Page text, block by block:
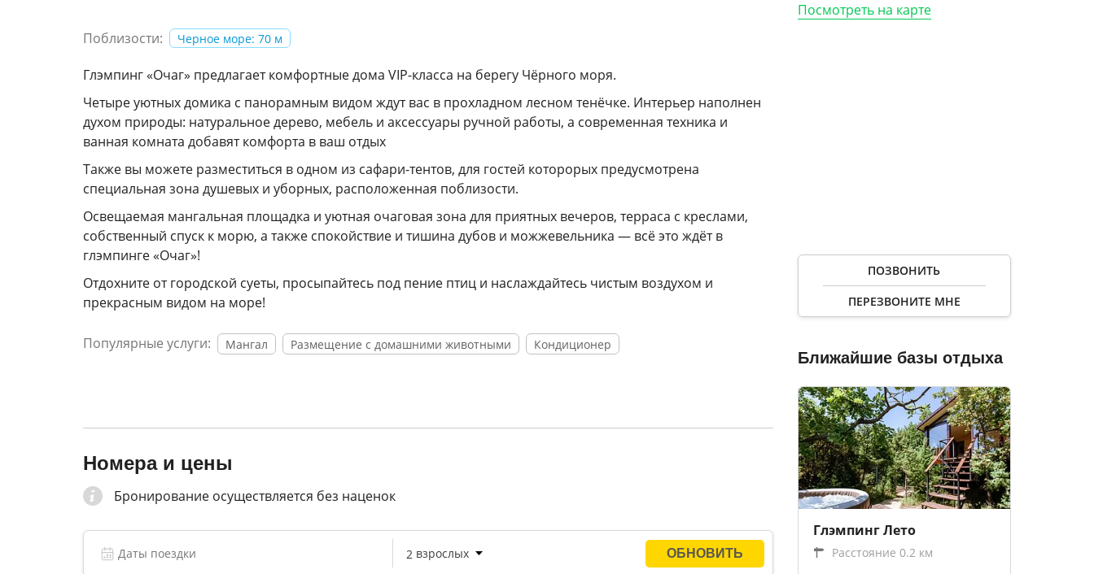
Поблизости: Черное море: 70 м
Глэмпинг «Очаг» предлагает комфортные дома VIP-класса на берегу Чёрного моря.
Четыре уютных домика с панорамным видом ждут вас в прохладном лесном тенёчке. Интерьер наполнен
духом природы: натуральное дерево, мебель и аксессуары ручной работы, а современная техника и
ванная комната добавят комфорта в ваш отдых
Также вы можете разместиться в одном из сафари-тентов, для гостей которорых предусмотрена
специальная зона душевых и уборных, расположенная поблизости.
Освещаемая мангальная площадка и уютная очаговая зона для приятных вечеров, терраса с креслами,
собственный спуск к морю, а также спокойствие и тишина дубов и можжевельника — всё это ждёт в
глэмпинге «Очаг»!
Отдохните от городской суеты, просыпайтесь под пение птиц и наслаждайтесь чистым воздухом и
прекрасным видом на море!
Популярные услуги: Мангал Размещение с домашними животными Кондиционер
Номера и цены
Бронирование осуществляется без наценок
Посмотреть на карте
ПОЗВОНИТЬ
ПЕРЕЗВОНИТЕ МНЕ
Ближайшие базы отдыха
Глэмпинг Лето
Расстояние 0.2 км